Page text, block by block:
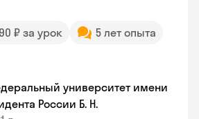
₽ за урок
5 лет опыта
университет имени
России Б. Н.